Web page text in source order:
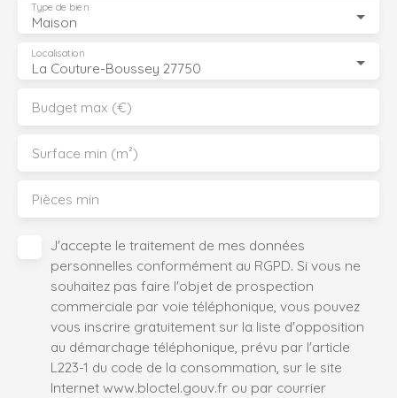
Maison
Type de bien
La Couture-Boussey 27750
Localisation
Budget max (€)
Surface min (m²)
Pièces min
J'accepte le traitement de mes données
personnelles conformément au RGPD. Si vous ne
souhaitez pas faire l'objet de prospection
commerciale par voie téléphonique, vous pouvez
vous inscrire gratuitement sur la liste d'opposition
au démarchage téléphonique, prévu par l'article
L223-1 du code de la consommation, sur le site
Internet www.bloctel.gouv.fr ou par courrier